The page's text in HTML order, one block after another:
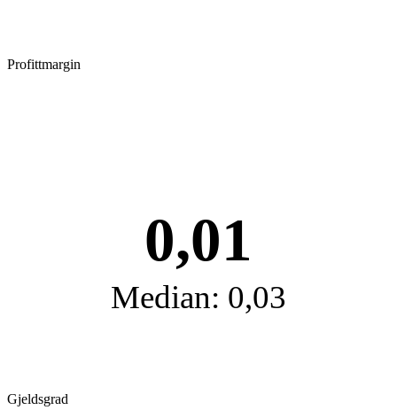
Profittmargin
0,01
Median: 0,03
Gjeldsgrad